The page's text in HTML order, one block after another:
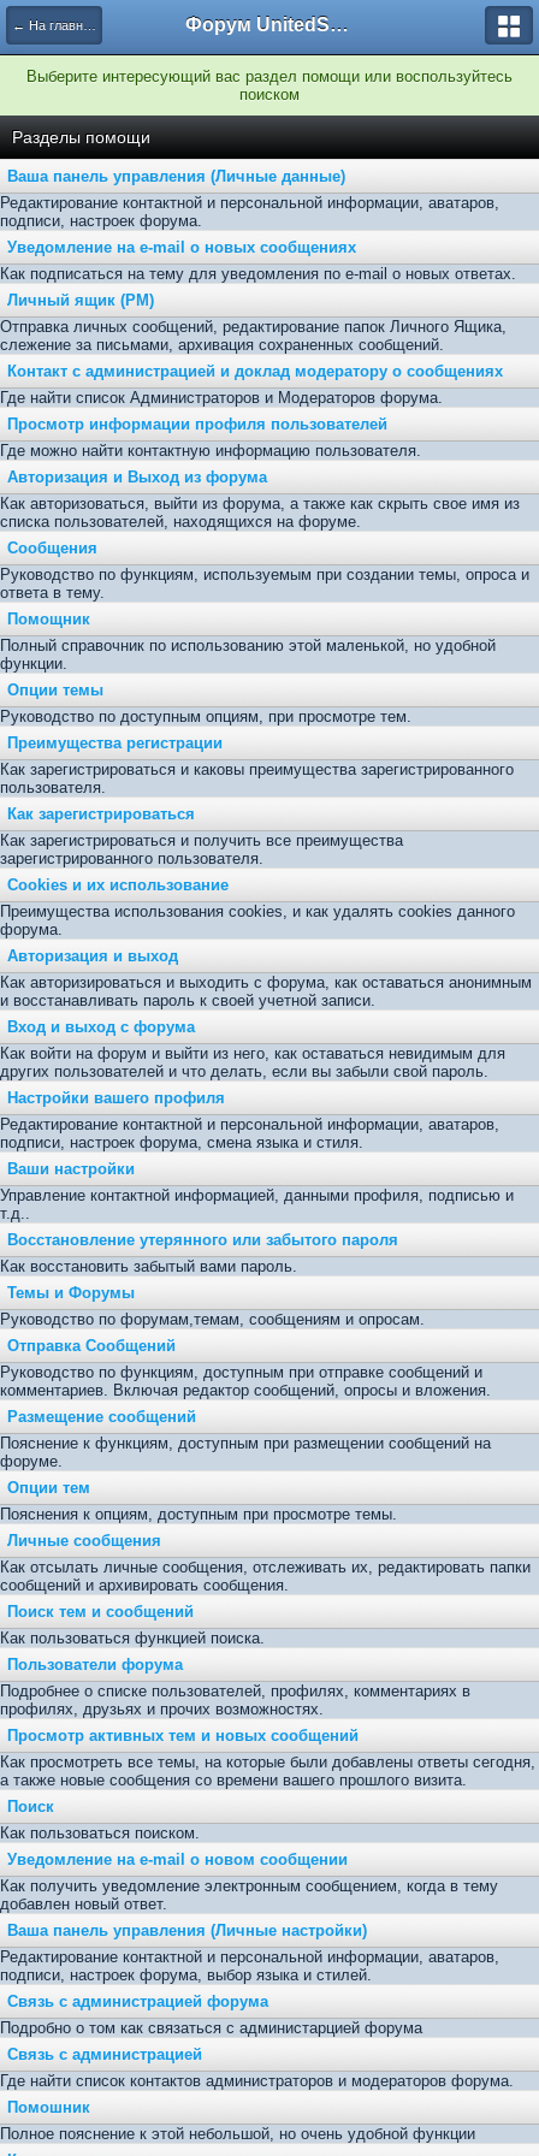
← На главную Форум UnitedSouth
Выберите интересующий вас раздел помощи или воспользуйтесь
поиском
Разделы помощи
Ваша панель управления (Личные данные)
Редактирование контактной и персональной информации, аватаров,
подписи, настроек форума.
Уведомление на e-mail о новых сообщениях
Как подписаться на тему для уведомления по e-mail о новых ответах.
Личный ящик (PM)
Отправка личных сообщений, редактирование папок Личного Ящика,
слежение за письмами, архивация сохраненных сообщений.
Контакт с администрацией и доклад модератору о сообщениях
Где найти список Администраторов и Модераторов форума.
Просмотр информации профиля пользователей
Где можно найти контактную информацию пользователя.
Авторизация и Выход из форума
Как авторизоваться, выйти из форума, а также как скрыть свое имя из
списка пользователей, находящихся на форуме.
Сообщения
Руководство по функциям, используемым при создании темы, опроса и
ответа в тему.
Помощник
Полный справочник по использованию этой маленькой, но удобной
функции.
Опции темы
Руководство по доступным опциям, при просмотре тем.
Преимущества регистрации
Как зарегистрироваться и каковы преимущества зарегистрированного
пользователя.
Как зарегистрироваться
Как зарегистрироваться и получить все преимущества
зарегистрированного пользователя.
Cookies и их использование
Преимущества использования cookies, и как удалять cookies данного
форума.
Авторизация и выход
Как авторизироваться и выходить с форума, как оставаться анонимным
и восстанавливать пароль к своей учетной записи.
Вход и выход с форума
Как войти на форум и выйти из него, как оставаться невидимым для
других пользователей и что делать, если вы забыли свой пароль.
Настройки вашего профиля
Редактирование контактной и персональной информации, аватаров,
подписи, настроек форума, смена языка и стиля.
Ваши настройки
Управление контактной информацией, данными профиля, подписью и
т.д..
Восстановление утерянного или забытого пароля
Как восстановить забытый вами пароль.
Темы и Форумы
Руководство по форумам,темам, сообщениям и опросам.
Отправка Сообщений
Руководство по функциям, доступным при отправке сообщений и
комментариев. Включая редактор сообщений, опросы и вложения.
Размещение сообщений
Пояснение к функциям, доступным при размещении сообщений на
форуме.
Опции тем
Пояснения к опциям, доступным при просмотре темы.
Личные сообщения
Как отсылать личные сообщения, отслеживать их, редактировать папки
сообщений и архивировать сообщения.
Поиск тем и сообщений
Как пользоваться функцией поиска.
Пользователи форума
Подробнее о списке пользователей, профилях, комментариях в
профилях, друзьях и прочих возможностях.
Просмотр активных тем и новых сообщений
Как просмотреть все темы, на которые были добавлены ответы сегодня,
а также новые сообщения со времени вашего прошлого визита.
Поиск
Как пользоваться поиском.
Уведомление на е-mail о новом сообщении
Как получить уведомление электронным сообщением, когда в тему
добавлен новый ответ.
Ваша панель управления (Личные настройки)
Редактирование контактной и персональной информации, аватаров,
подписи, настроек форума, выбор языка и стилей.
Связь с администрацией форума
Подробно о том как связаться с администарцией форума
Связь с администрацией
Где найти список контактов администраторов и модераторов форума.
Помошник
Полное пояснение к этой небольшой, но очень удобной функции